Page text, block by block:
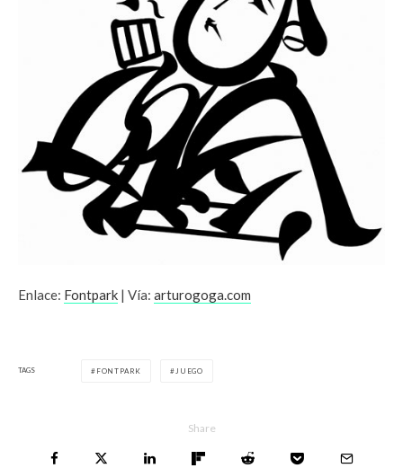
Enlace: Fontpark | Vía: arturogoga.com
TAGS FONTPARK JUEGO
Share